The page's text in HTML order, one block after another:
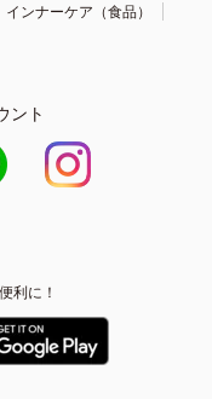
インナーケア（食品）
ント
利に！